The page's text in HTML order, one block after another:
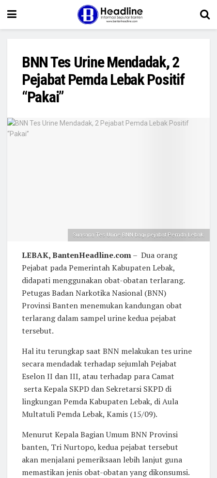
BNN Tes Urine Mendadak, 2
Pejabat Pemda Lebak Positif
“Pakai”
Suasana Tes Urine BNN bagi pejabat Pemda Lebak.
LEBAK, BantenHeadline.com– Dua orang
Pejabat pada Pemerintah Kabupaten Lebak,
didapati menggunakan obat-obatan terlarang.
Petugas Badan Narkotika Nasional (BNN)
Provinsi Banten menemukan kandungan obat
terlarang dalam sampel urine kedua pejabat
tersebut.
Hal itu terungkap saat BNN melakukan tes urine
secara mendadak terhadap sejumlah Pejabat
Eselon II dan III, atau terhadap para Camat
serta Kepala SKPD dan Sekretarsi SKPD di
lingkungan Pemda Kabupaten Lebak, di Aula
Multatuli Pemda Lebak, Kamis (15/09).
Menurut Kepala Bagian Umum BNN Provinsi
banten, Tri Nurtopo, kedua pejabat tersebut
akan menjalani pemeriksaan lebih lanjut guna
memastikan jenis obat-obatan yang dikonsumsi.